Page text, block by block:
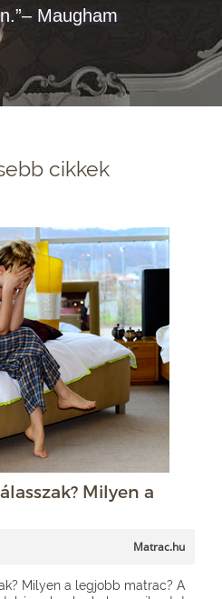
Maugham
cikkek
Milyen a
Matrac.hu
Milyen a legjobb matrac? A